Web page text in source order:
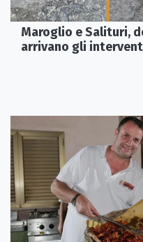
Maroglio e Salituri,
arrivano gli